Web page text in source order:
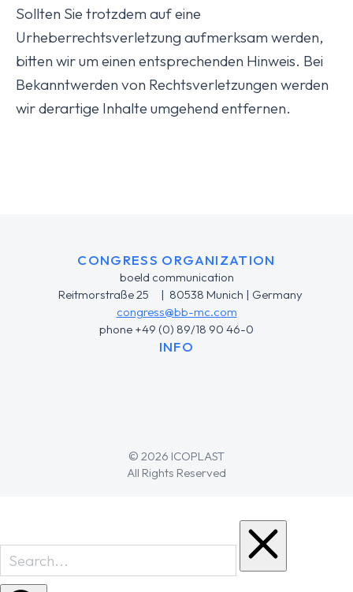
Sollten Sie trotzdem auf eine
Urheberrechtsverletzung aufmerksam werden,
bitten wir um einen entsprechenden Hinweis. Bei
Bekanntwerden von Rechtsverletzungen werden
wir derartige Inhalte umgehend entfernen.
CONGRESS ORGANIZATION
boeld communication
Reitmorstraße 25 | 80538 Munich | Germany
congress@bb-mc.com
phone +49 (0) 89/18 90 46-0
INFO
© 2026 ICOPLAST
All Rights Reserved